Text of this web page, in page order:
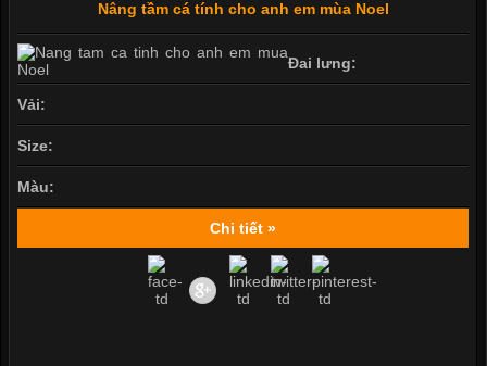
Nâng tầm cá tính cho anh em mùa Noel
Đai lưng:
Vải:
Size:
Màu:
Chi tiết »